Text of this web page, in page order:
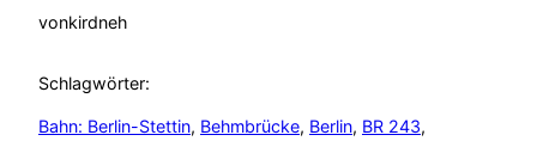
vonkirdneh
Schlagwörter:
Bahn: Berlin-Stettin, Behmbrücke, Berlin, BR 243